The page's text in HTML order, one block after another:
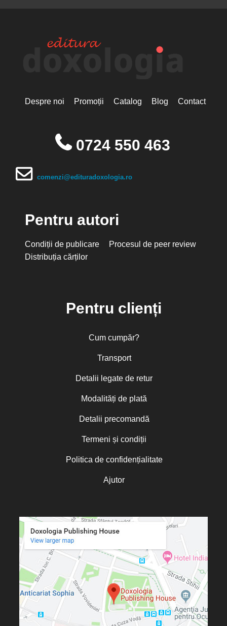
Despre noi Promoții Catalog Blog Contact
0724 550 463
comenzi@edituradoxologia.ro
Pentru autori
Condiții de publicare
Procesul de peer review
Distribuția cărților
Pentru clienți
Cum cumpăr?
Transport
Detalii legate de retur
Modalități de plată
Detalii precomandă
Termeni și condiții
Politica de confidențialitate
Ajutor